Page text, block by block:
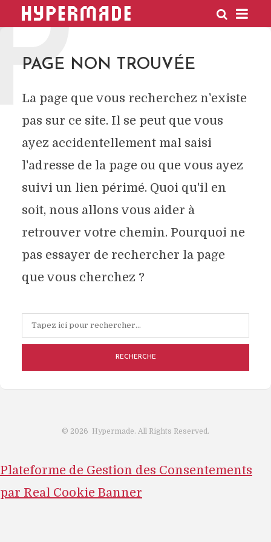
HYPERMADE
PAGE NON TROUVÉE
La page que vous recherchez n'existe
pas sur ce site. Il se peut que vous
ayez accidentellement mal saisi
l'adresse de la page ou que vous ayez
suivi un lien périmé. Quoi qu'il en
soit, nous allons vous aider à
retrouver votre chemin. Pourquoi ne
pas essayer de rechercher la page
que vous cherchez ?
RECHERCHE
© 2026 Hypermade. All Rights Reserved.
Plateforme de Gestion des Consentements
par Real Cookie Banner